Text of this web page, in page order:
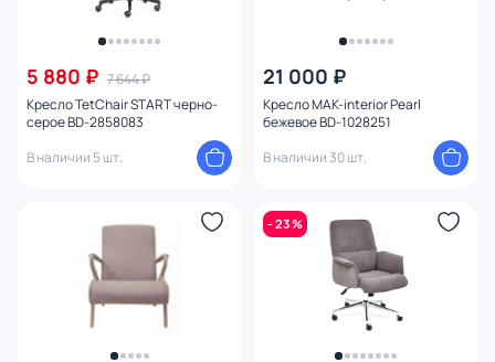
5 880 ₽ 7 644 ₽
Кресло TetChair START черно-
серое BD-2858083
В наличии 5 шт.
21 000 ₽
Кресло MAK-interior Pearl
бежевое BD-1028251
В наличии 30 шт.
- 23 %